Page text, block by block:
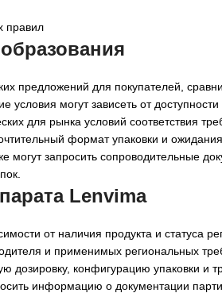
правил
предложений для покупателей,
могут зависеть от
для рынка условий соответствия
формат упаковки и
запросить сопроводительные
Lenvima
от наличия продукта и статуса
и применимых региональных
конфигурацию упаковки и
информацию о документации